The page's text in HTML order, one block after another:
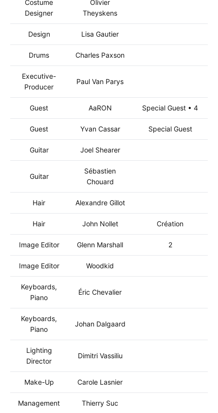
Costume
Designer
Olivier
Theyskens
Design Lisa Gautier
Drums Charles Paxson
Executive-
Producer
Paul Van Parys
Guest AaRON Special Guest • 4
Guest Yvan Cassar Special Guest
Guitar Joel Shearer
Guitar
Sébastien
Chouard
Hair Alexandre Gillot
Hair John Nollet Création
Image Editor Glenn Marshall 2
Image Editor Woodkid
Keyboards,
Piano
Éric Chevalier
Keyboards,
Piano
Johan Dalgaard
Lighting
Director
Dimitri Vassiliu
Make-Up Carole Lasnier
Management Thierry Suc